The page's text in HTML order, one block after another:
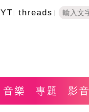
YT threads
音樂 專題 影音